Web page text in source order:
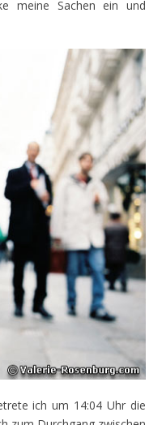
meine Sachen ein und
ich um 14:04 Uhr die